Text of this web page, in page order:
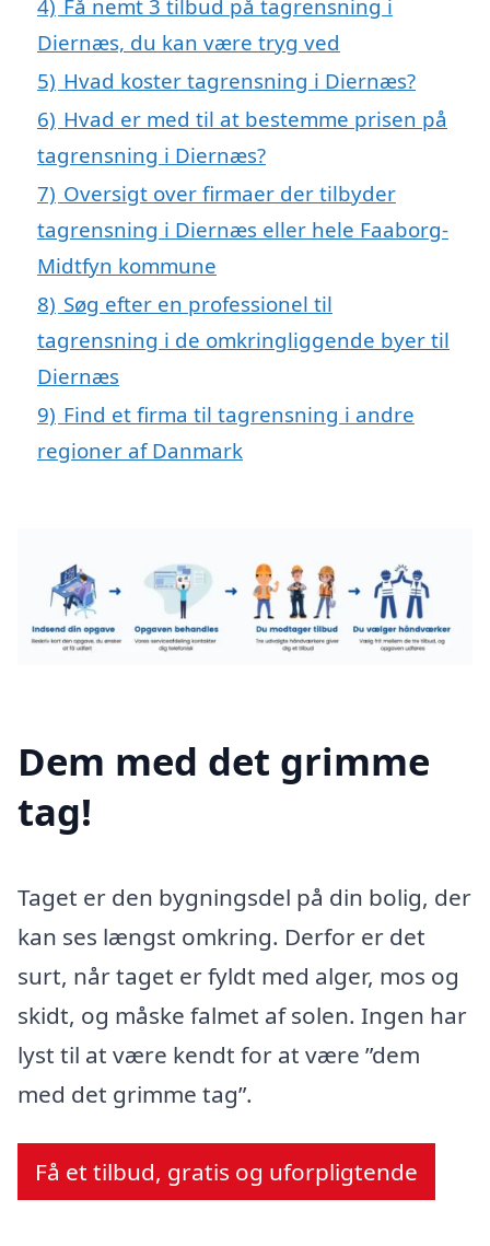
4) Få nemt 3 tilbud på tagrensning i
Diernæs, du kan være tryg ved
5) Hvad koster tagrensning i Diernæs?
6) Hvad er med til at bestemme prisen på
tagrensning i Diernæs?
7) Oversigt over firmaer der tilbyder
tagrensning i Diernæs eller hele Faaborg-
Midtfyn kommune
8) Søg efter en professionel til
tagrensning i de omkringliggende byer til
Diernæs
9) Find et firma til tagrensning i andre
regioner af Danmark
Dem med det grimme
tag!
Taget er den bygningsdel på din bolig, der
kan ses længst omkring. Derfor er det
surt, når taget er fyldt med alger, mos og
skidt, og måske falmet af solen. Ingen har
lyst til at være kendt for at være ”dem
med det grimme tag”.
Få et tilbud, gratis og uforpligtende